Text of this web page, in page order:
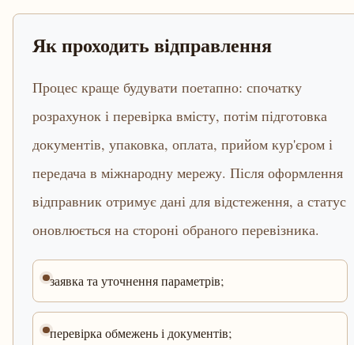
Як проходить відправлення
Процес краще будувати поетапно: спочатку
розрахунок і перевірка вмісту, потім підготовка
документів, упаковка, оплата, прийом кур'єром і
передача в міжнародну мережу. Після оформлення
відправник отримує дані для відстеження, а статус
оновлюється на стороні обраного перевізника.
заявка та уточнення параметрів;
перевірка обмежень і документів;